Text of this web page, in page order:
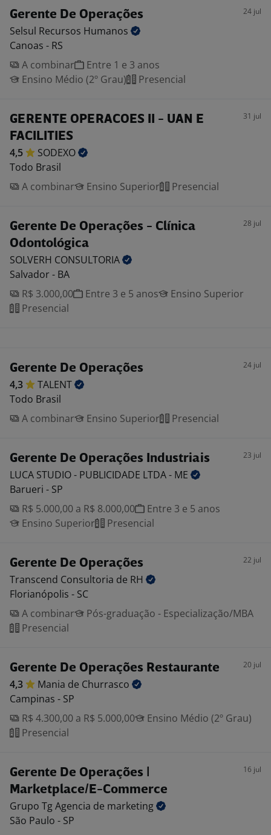
Gerente De Operações 24 jul
Selsul Recursos Humanos
Canoas - RS
A combinar
Entre 1 e 3 anos
Ensino Médio (2º Grau)
Presencial
GERENTE OPERACOES II - UAN E
FACILITIES
31 jul
4,5
SODEXO
Todo Brasil
A combinar
Ensino Superior Presencial
Gerente De Operações - Clínica
Odontológica
28 jul
SOLVERH CONSULTORIA
Salvador - BA
R$ 3.000,00
Entre 3 e 5 anos
Ensino Superior
Presencial
Gerente De Operações 24 jul
4,3
TALENT
Todo Brasil
A combinar
Ensino Superior Presencial
Gerente De Operações Industriais 23 jul
LUCA STUDIO - PUBLICIDADE LTDA - ME
Barueri - SP
R$ 5.000,00 a R$ 8.000,00
Entre 3 e 5 anos
Ensino Superior
Presencial
Gerente De Operações 22 jul
Transcend Consultoria de RH
Florianópolis - SC
A combinar
Pós-graduação - Especialização/MBA
Presencial
Gerente De Operações Restaurante 20 jul
4,3 Mania de Churrasco
Campinas - SP
R$ 4.300,00 a R$ 5.000,00
Ensino Médio (2º Grau)
Presencial
Gerente De Operações |
Marketplace/E-Commerce
16 jul
Grupo Tg Agencia de marketing
São Paulo - SP